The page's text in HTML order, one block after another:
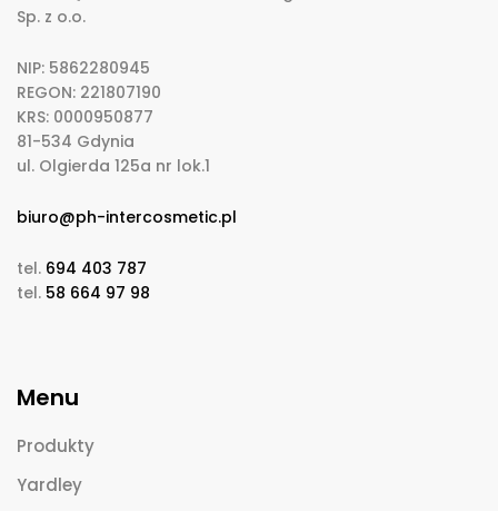
Sp. z o.o.
NIP: 5862280945
REGON: 221807190
KRS: 0000950877
81-534 Gdynia
ul. Olgierda 125a nr lok.1
biuro@ph-intercosmetic.pl
tel. 694 403 787
tel. 58 664 97 98
Menu
Produkty
Yardley